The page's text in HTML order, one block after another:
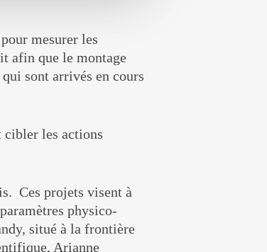
mesurer les
afin que le montage
sont arrivés en cours
cibler les actions
Ces projets visent à
physico-
situé à la frontière
Arianne